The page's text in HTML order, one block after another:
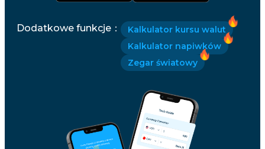
Dodatkowe funkcje ：
Kalkulator kursu walut
Kalkulator napiwków
Zegar światowy